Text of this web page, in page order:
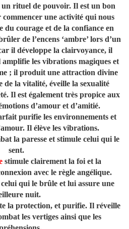
un rituel de pouvoir. Il est un bon
une activité qui nous
courage et de la confiance en
de l’encens ‘ambre’ lors d’un
il développe la clairvoyance, il
les vibrations magiques et
; il produit une attraction divine
la vitalité, éveille la sexualité
Il est également très propice aux
d’amour et d’amitié.
purifie les environnements et
Il élève les vibrations.
la paresse et stimule celui qui le
sent.
stimule clairement la foi et la
avec le règle angélique.
qui le brûle et lui assure une
nuit.
la protection, et purifie. Il réveille
les vertiges ainsi que les